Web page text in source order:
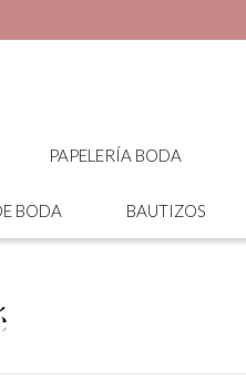
PAPELERÍA BODA
BODA BAUTIZOS